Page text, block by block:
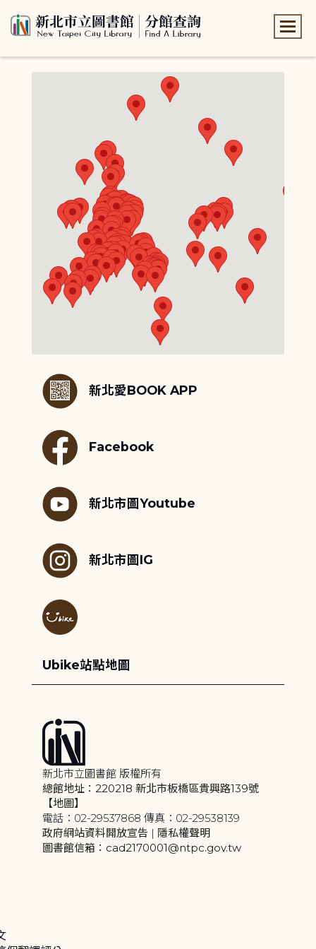
新北愛BOOK APP
Facebook
新北市圖Youtube
新北市圖IG
Ubike站點地圖
新北市立圖書館 版權所有
總館地址：220218 新北市板橋區貴興路139號
【地圖】
電話：02-29537868 傳真：02-29538139
政府網站資料開放宣告 | 隱私權聲明
圖書館信箱：cad2170001@ntpc.gov.tw